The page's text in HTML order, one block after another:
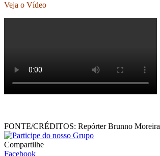
Veja o Vídeo
FONTE/CRÉDITOS: Repórter Brunno Moreira
Compartilhe
Facebook